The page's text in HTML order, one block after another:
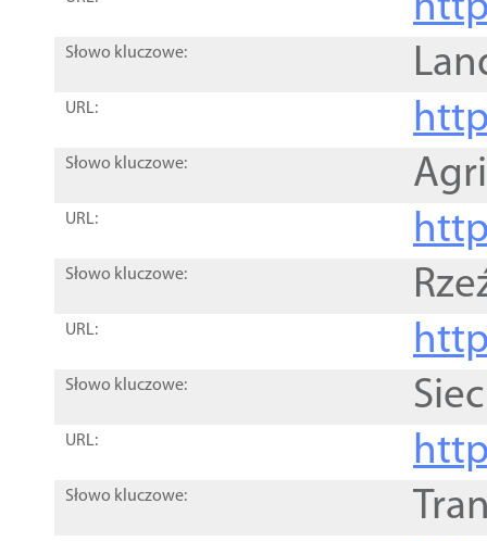
Słowo kluczowe:
URL:
Słowo kluczowe:
URL:
Słowo kluczowe:
URL:
Słowo kluczowe:
URL:
Słowo kluczowe: